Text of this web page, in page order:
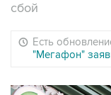
сбой
Есть
"Мегафон"